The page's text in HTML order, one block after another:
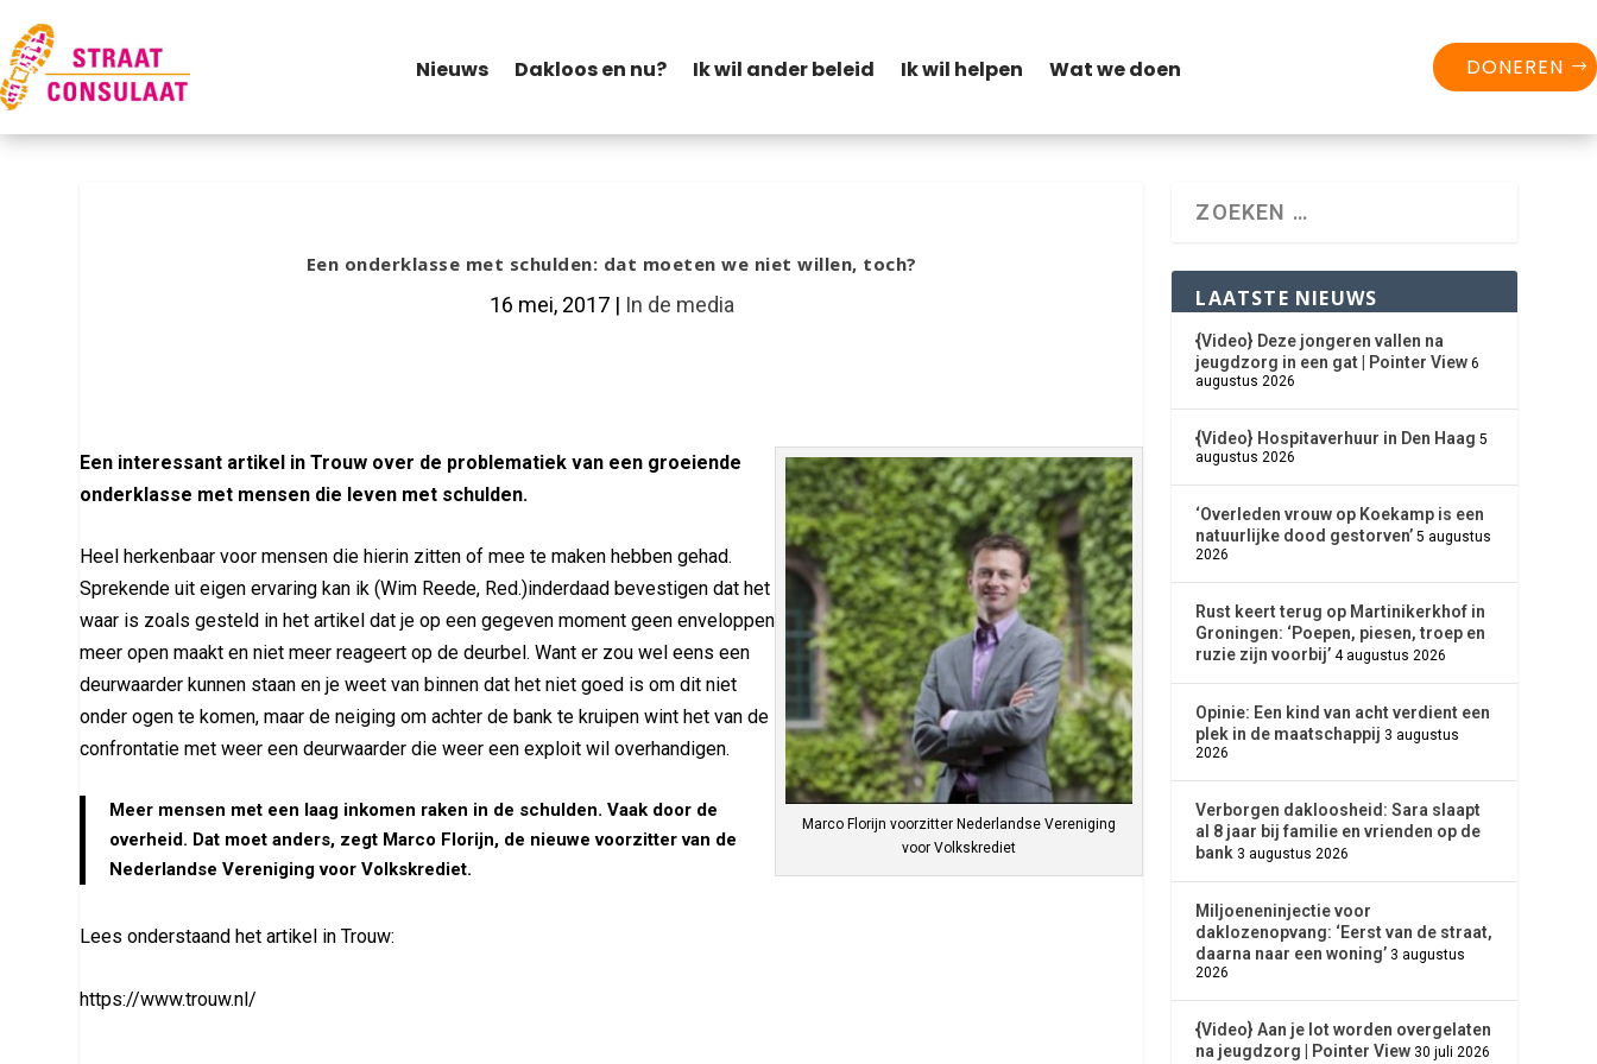
Nieuws Dakloos en nu? Ik wil ander beleid Ik wil helpen Wat we doen DONEREN
Een onderklasse met schulden: dat moeten we niet willen, toch?
16 mei, 2017| In de media
Facebook Twitter
LinkedIn Blogger
Marco Florijn voorzitter Nederlandse Vereniging
voor Volkskrediet
Een interessant artikel in Trouw over de problematiek van een groeiende
onderklasse met mensen die leven met schulden.
Heel herkenbaar voor mensen die hierin zitten of mee te maken hebben gehad.
Sprekende uit eigen ervaring kan ik (Wim Reede, Red.)inderdaad bevestigen dat het
waar is zoals gesteld in het artikel dat je op een gegeven moment geen enveloppen
meer open maakt en niet meer reageert op de deurbel. Want er zou wel eens een
deurwaarder kunnen staan en je weet van binnen dat het niet goed is om dit niet
onder ogen te komen, maar de neiging om achter de bank te kruipen wint het van de
confrontatie met weer een deurwaarder die weer een exploit wil overhandigen.
Meer mensen met een laag inkomen raken in de schulden. Vaak door de
overheid. Dat moet anders, zegt Marco Florijn, de nieuwe voorzitter van de
Nederlandse Vereniging voor Volkskrediet.
Lees onderstaand het artikel in Trouw:
https://www.trouw.nl/
LAATSTE NIEUWS
{Video} Deze jongeren vallen na
jeugdzorg in een gat | Pointer View 6
augustus 2026
{Video} Hospitaverhuur in Den Haag 5
augustus 2026
‘Overleden vrouw op Koekamp is een
natuurlijke dood gestorven’ 5 augustus
2026
Rust keert terug op Martinikerkhof in
Groningen: ‘Poepen, piesen, troep en
ruzie zijn voorbij’ 4 augustus 2026
Opinie: Een kind van acht verdient een
plek in de maatschappij 3 augustus
2026
Verborgen dakloosheid: Sara slaapt
al 8 jaar bij familie en vrienden op de
bank 3 augustus 2026
Miljoeneninjectie voor
daklozenopvang: ‘Eerst van de straat,
daarna naar een woning’ 3 augustus
2026
{Video} Aan je lot worden overgelaten
na jeugdzorg | Pointer View 30 juli 2026